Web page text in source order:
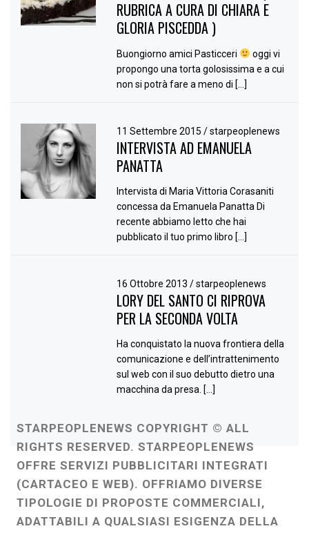
RUBRICA A CURA DI CHIARA E
GLORIA PISCEDDA )
Buongiorno amici Pasticceri
oggi vi
propongo una torta golosissima e a cui
non si potrà fare a meno di […]
11 Settembre 2015/ starpeoplenews
INTERVISTA AD EMANUELA
PANATTA
Intervista di Maria Vittoria Corasaniti
concessa da Emanuela Panatta Di
recente abbiamo letto che hai
pubblicato il tuo primo libro […]
16 Ottobre 2013/ starpeoplenews
LORY DEL SANTO CI RIPROVA
PER LA SECONDA VOLTA
Ha conquistato la nuova frontiera della
comunicazione e dell’intrattenimento
sul web con il suo debutto dietro una
macchina da presa. […]
STARPEOPLENEWS COPYRIGHT © ALL
RIGHTS RESERVED. STARPEOPLENEWS
OFFRE SERVIZI PUBBLICITARI INTEGRATI
(CARTACEO E WEB). OFFRIAMO DIVERSE
TIPOLOGIE DI PROPOSTE COMMERCIALI,
ADATTABILI A QUALSIASI ESIGENZA DELLA